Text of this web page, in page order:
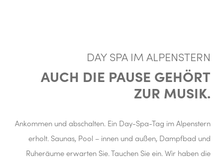
DAY SPA IM ALPENSTERN
AUCH DIE PAUSE GEHÖRT
ZUR MUSIK.
Ankommen und abschalten. Ein Day-Spa-Tag im Alpenstern
erholt. Saunas, Pool – innen und außen, Dampfbad und
Ruheräume erwarten Sie. Tauchen Sie ein. Wir haben die